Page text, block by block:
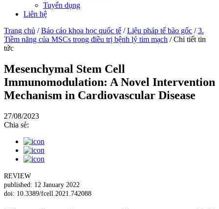
Tuyển dụng
Liên hệ
Trang chủ /Báo cáo khoa học quốc tế /Liệu pháp tế bào gốc /3.
Tiềm năng của MSCs trong điều trị bệnh lý tim mạch /Chi tiết tin
tức
Mesenchymal Stem Cell
Immunomodulation: A Novel Intervention
Mechanism in Cardiovascular Disease
27/08/2023
Chia sẻ:
REVIEW
published: 12 January 2022
doi: 10.3389/fcell.2021.742088